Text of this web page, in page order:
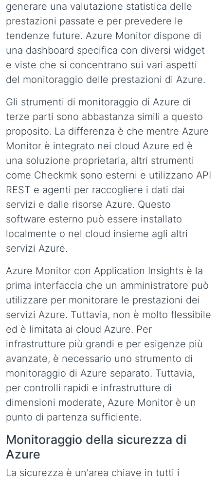
generare una valutazione statistica delle
prestazioni passate e per prevedere le
tendenze future. Azure Monitor dispone di
una dashboard specifica con diversi widget
e viste che si concentrano sui vari aspetti
del monitoraggio delle prestazioni di Azure.
Gli strumenti di monitoraggio di Azure di
terze parti sono abbastanza simili a questo
proposito. La differenza è che mentre Azure
Monitor è integrato nei cloud Azure ed è
una soluzione proprietaria, altri strumenti
come Checkmk sono esterni e utilizzano API
REST e agenti per raccogliere i dati dai
servizi e dalle risorse Azure. Questo
software esterno può essere installato
localmente o nel cloud insieme agli altri
servizi Azure.
Azure Monitor con Application Insights è la
prima interfaccia che un amministratore può
utilizzare per monitorare le prestazioni dei
servizi Azure. Tuttavia, non è molto flessibile
ed è limitata ai cloud Azure. Per
infrastrutture più grandi e per esigenze più
avanzate, è necessario uno strumento di
monitoraggio di Azure separato. Tuttavia,
per controlli rapidi e infrastrutture di
dimensioni moderate, Azure Monitor è un
punto di partenza sufficiente.
Monitoraggio della sicurezza di
Azure
La sicurezza è un'area chiave in tutti i